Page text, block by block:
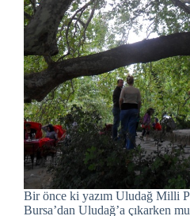
Bir önce ki yazım Uludağ Milli
Bursa’dan Uludağ’a çıkarken